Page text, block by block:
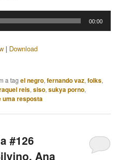
00:00
| Download
a tagel negro,fernando vaz,folks,
reis,siso,sukya porno,
uma resposta
#126
Ana